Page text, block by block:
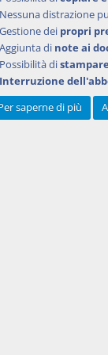
servizi
a
Nessuna distrazione
Gestione dei propri
Aggiunta di note ai
Possibilità distampare
Interruzione
saperne di più